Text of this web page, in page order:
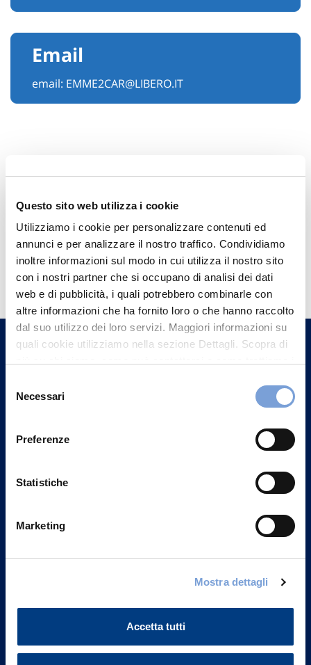
Questo sito web utilizza i cookie
Utilizziamo i cookie per personalizzare contenuti ed
annunci e per analizzare il nostro traffico. Condividiamo
inoltre informazioni sul modo in cui utilizza il nostro sito
con i nostri partner che si occupano di analisi dei dati
web e di pubblicità, i quali potrebbero combinarle con
altre informazioni che ha fornito loro o che hanno raccolto
dal suo utilizzo dei loro servizi. Maggiori informazioni su
quali cookie utilizziamo nella sezione Dettagli. Scopra di
può trovare nel footer del sito nella sezione "Informativa
delNecessari
Preferenze
Statistiche
Marketing
Mostra dettagli
Accetta tutti
Email
email: EMME2CAR@LIBERO.IT
Hai bisogno di
informazioni?
Trova l'Agenzia più vicina a te e parla con
un nostro Agente.
Contattaci